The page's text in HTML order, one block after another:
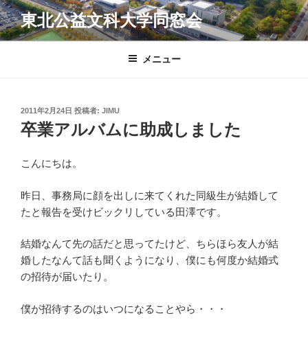
コ
ン
テ
東北公益文科大学同窓会
メニュー
投
稿
日:
2011年2月24日 投稿者: JIMU
卒業アルバムに助成しました
こんにちは。
昨日、事務局に顔を出しに来てくれた同級生が結婚して
たと報告を受けビックリしている田澤です。
結婚なんて先の話だと思ってたけど、ちらほら友人が結
婚したなんて話も聞くようになり、僕にも何度か結婚式
の招待が届いたり。
僕が招待するのはいつになることやら・・・